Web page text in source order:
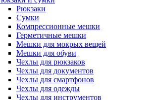
Рюкзаки
Сумки
Компрессионные мешки
Герметичные мешки
Мешки для мокрых вещей
Мешки для обуви
Чехлы для рюкзаков
Чехлы для документов
Чехлы для смартфонов
Чехлы для одежды
Чехлы для инструментов